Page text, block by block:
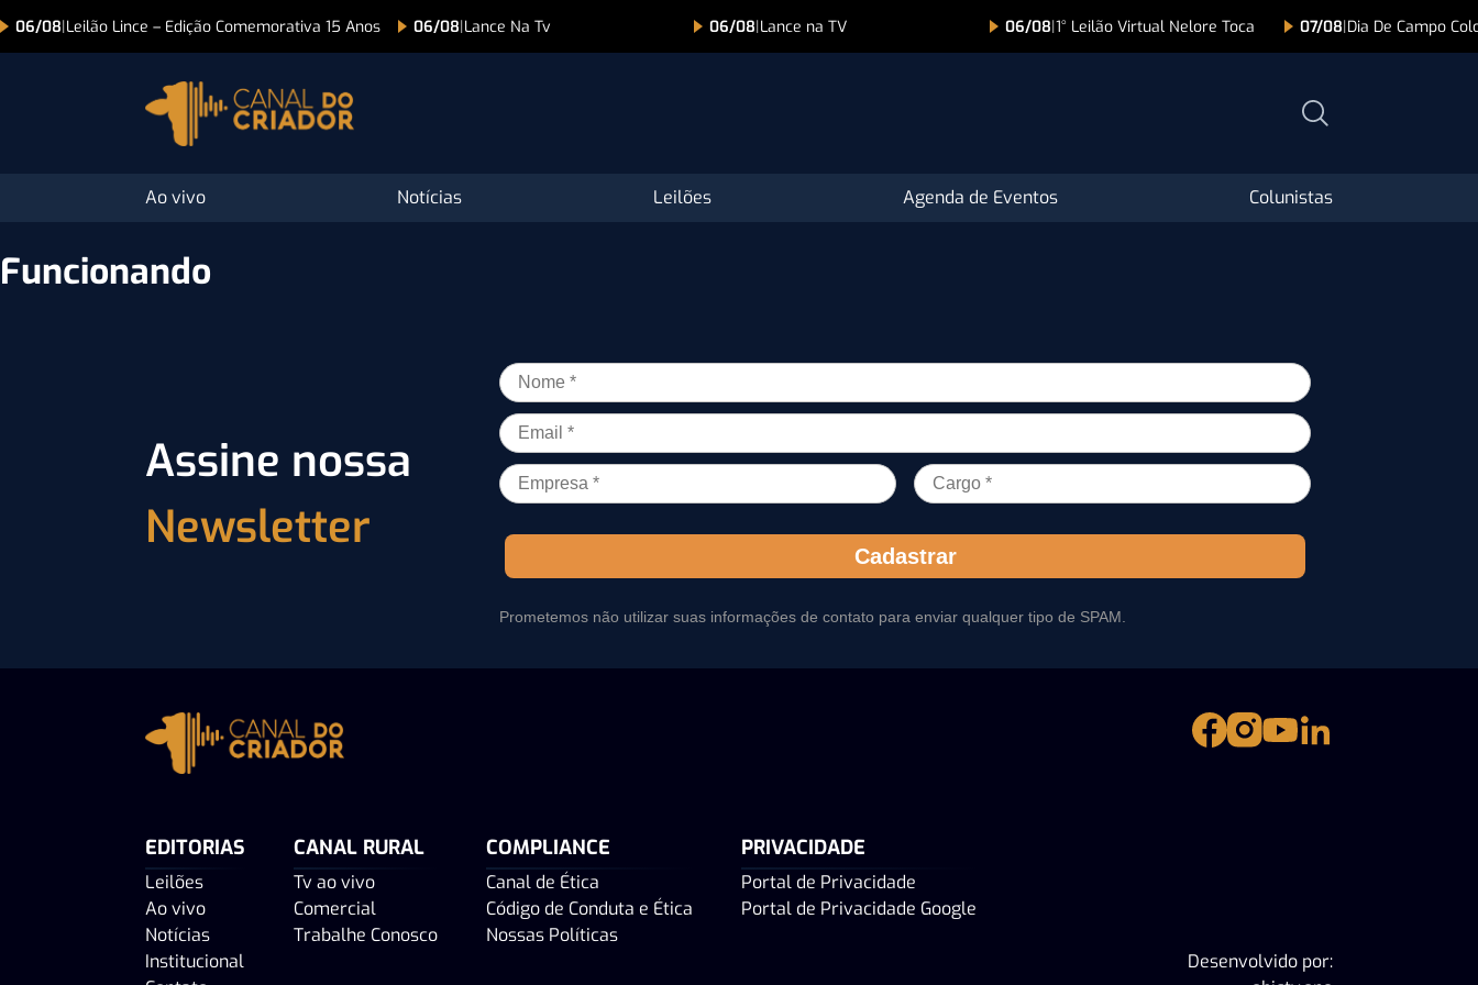
06/08|Leilão Lince – Edição Comemorativa 15 Anos 06/08|Lance Na Tv 06/08|Lance na TV 06/08|1° Leilão Virtual Nelore Toca 07/08|Dia De Campo
Ao vivo Notícias Leilões Agenda de Eventos Colunistas
Funcionando
Assine nossa
Newsletter
Cadastrar
Prometemos não utilizar suas informações de contato para enviar qualquer tipo de SPAM.
EDITORIAS
Leilões
Ao vivo
Notícias
Institucional
CANAL RURAL
Tv ao vivo
Comercial
Trabalhe Conosco
COMPLIANCE
Canal de Ética
Código de Conduta e Ética
Nossas Políticas
PRIVACIDADE
Portal de Privacidade
Portal de Privacidade Google
Desenvolvido por: